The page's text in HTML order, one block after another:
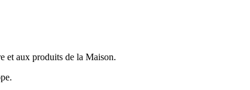
et aux produits de la Maison.